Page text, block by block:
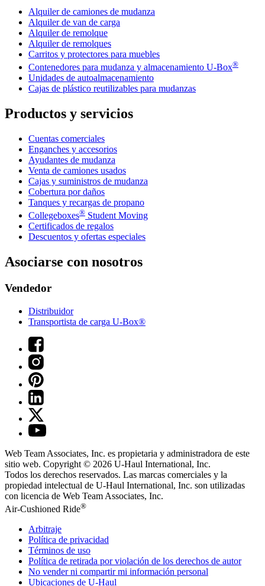
Alquiler de camiones de mudanza
Alquiler de van de carga
Alquiler de remolque
Alquiler de remolques
Carritos y protectores para muebles
Contenedores para mudanza y almacenamiento U-Box®
Unidades de autoalmacenamiento
Cajas de plástico reutilizables para mudanzas
Productos y servicios
Cuentas comerciales
Enganches y accesorios
Ayudantes de mudanza
Venta de camiones usados
Cajas y suministros de mudanza
Cobertura por daños
Tanques y recargas de propano
Collegeboxes® Student Moving
Certificados de regalos
Descuentos y ofertas especiales
Asociarse con nosotros
Vendedor
Distribuidor
Transportista de carga U-Box®
Web Team Associates, Inc. es propietaria y administradora de este
sitio web. Copyright © 2026 U-Haul International, Inc.
Todos los derechos reservados. Las marcas comerciales y la
propiedad intelectual de U-Haul International, Inc. son utilizadas
con licencia de Web Team Associates, Inc.
Air-Cushioned Ride®
Arbitraje
Política de privacidad
Términos de uso
Política de retirada por violación de los derechos de autor
No vender ni compartir mi información personal
Ubicaciones de U-Haul